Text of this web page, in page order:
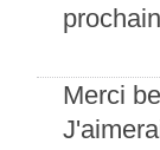
Merci